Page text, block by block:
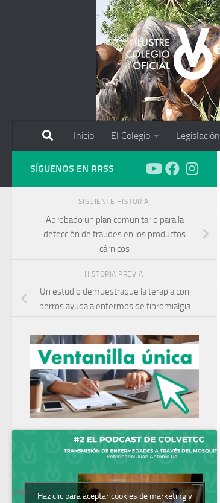
Inicio El Colegio Legislación
SÍGUENOS EN RRSS
SIGUIENTE HISTORIA
Aprobado un plan comunitario para la
detección de fraudes en los productos
cárnicos
HISTORIA PREVIA
Un estudio demuestraque la terapia con
perros ayuda a enfermos de fibromialgia
Podcast delHaz clic para aceptar cookies de marketing y